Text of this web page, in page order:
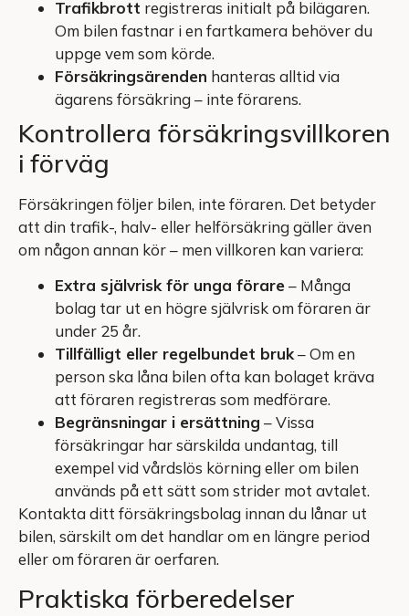
Trafikbrott registreras initialt på bilägaren.
Om bilen fastnar i en fartkamera behöver du
uppge vem som körde.
Försäkringsärenden hanteras alltid via
ägarens försäkring – inte förarens.
Kontrollera försäkringsvillkoren
i förväg
Försäkringen följer bilen, inte föraren. Det betyder
att din trafik-, halv- eller helförsäkring gäller även
om någon annan kör – men villkoren kan variera:
Extra självrisk för unga förare– Många
bolag tar ut en högre självrisk om föraren är
under 25 år.
Tillfälligt eller regelbundet bruk– Om en
person ska låna bilen ofta kan bolaget kräva
att föraren registreras som medförare.
Begränsningar i ersättning – Vissa
försäkringar har särskilda undantag, till
exempel vid vårdslös körning eller om bilen
används på ett sätt som strider mot avtalet.
Kontakta ditt försäkringsbolag innan du lånar ut
bilen, särskilt om det handlar om en längre period
eller om föraren är oerfaren.
Praktiska förberedelser